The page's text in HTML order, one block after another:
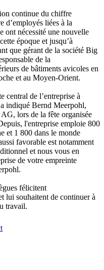
continue du chiffre
d’employés liées à la
ont nécessité une nouvelle
époque et jusqu’à
que gérant de la société Big
de la
de bâtiments avicoles en
et au Moyen-Orient.
central de l’entreprise à
indiqué Bernd Meerpohl,
lors de la fête organisée
l'entreprise emploie 800
et 1 800 dans le monde
favorable est notamment
et nous vous en
de votre empreinte
félicitent
lui souhaitent de continuer à
travail.